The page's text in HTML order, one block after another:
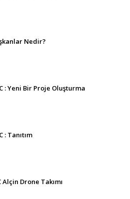
Nedir?
: Yeni Bir Proje Oluşturma
: Tanıtım
Alçin Drone Takımı